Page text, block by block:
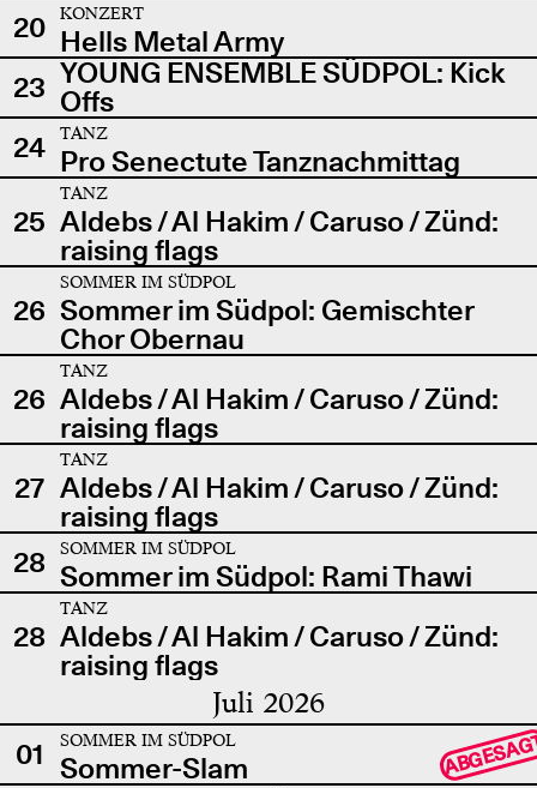
20
KONZERT
Hells Metal Army
23 YOUNG ENSEMBLE SÜDPOL: Kick
Offs
24
TANZ
Pro Senectute Tanznachmittag
25
TANZ
Aldebs / Al Hakim / Caruso / Zünd:
raising flags
26
SOMMER IM SÜDPOL
Sommer im Südpol: Gemischter
Chor Obernau
26
TANZ
Aldebs / Al Hakim / Caruso / Zünd:
raising flags
27
TANZ
Aldebs / Al Hakim / Caruso / Zünd:
raising flags
28
SOMMER IM SÜDPOL
Sommer im Südpol: Rami Thawi
28
TANZ
Aldebs / Al Hakim / Caruso / Zünd:
raising flags
Juli 2026
01 SOMMER IM SÜDPOL
Sommer-Slam